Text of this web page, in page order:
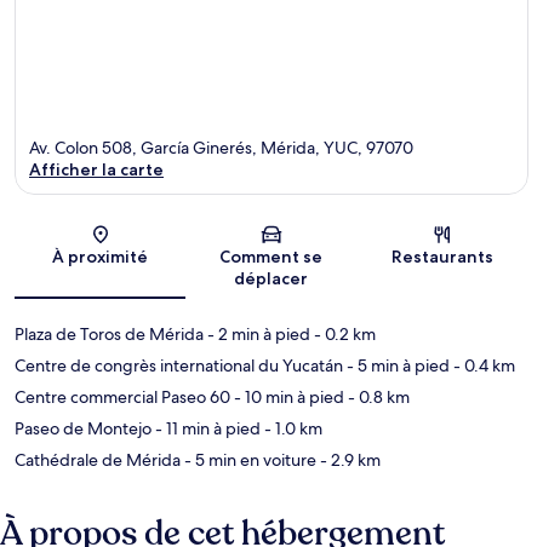
Carte
Av. Colon 508, García Ginerés, Mérida, YUC, 97070
Afficher la carte
À proximité
Comment se
déplacer
Restaurants
Plaza de Toros de Mérida- 2 min à pied - 0.2 km
Centre de congrès international du Yucatán- 5 min à pied - 0.4 km
Centre commercial Paseo 60- 10 min à pied - 0.8 km
Paseo de Montejo- 11 min à pied - 1.0 km
Cathédrale de Mérida- 5 min en voiture- 2.9 km
À propos de cet hébergement